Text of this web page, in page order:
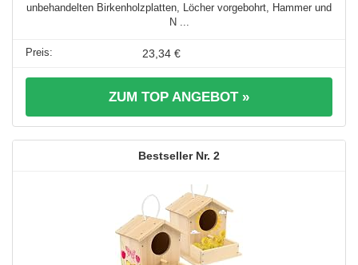
unbehandelten Birkenholzplatten, Löcher vorgebohrt, Hammer und
N ...
23,34 €
ZUM TOP ANGEBOT »
2